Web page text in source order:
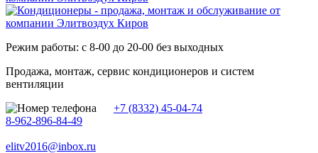
Режим работы: с 8-00 до 20-00 без выходных
Продажа, монтаж, сервис кондиционеров и систем
вентиляции
+7 (8332) 45-04-74
8-962-896-84-49
elitv2016@inbox.ru